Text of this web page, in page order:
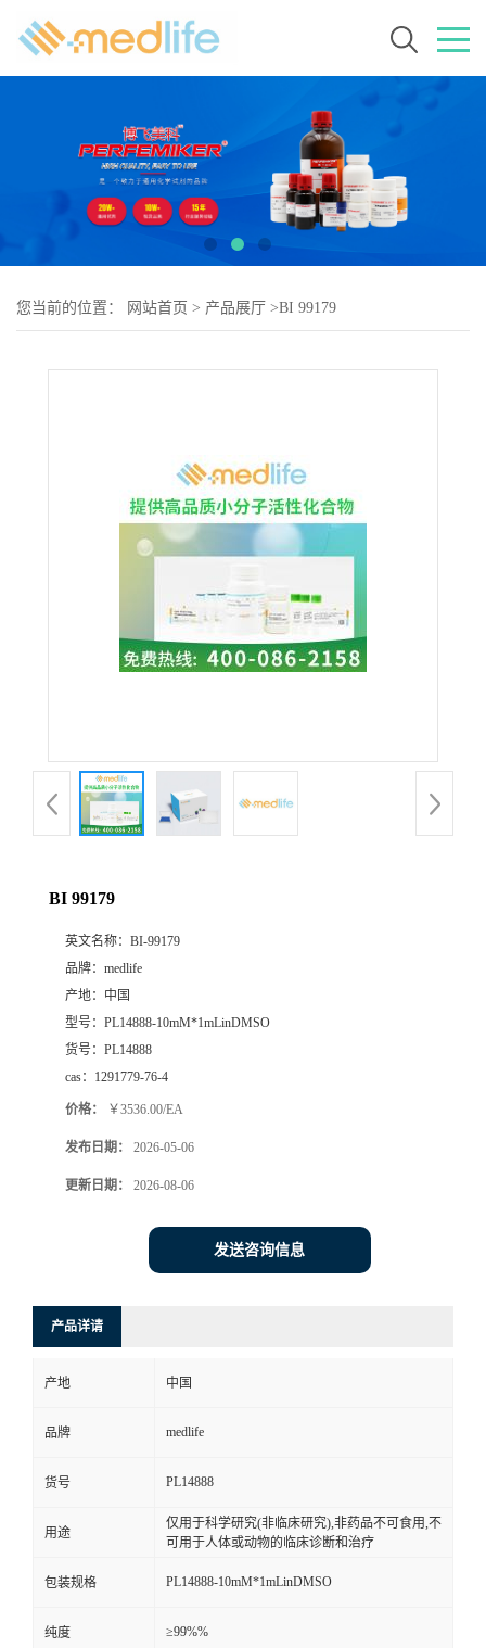
您当前的位置： 网站首页 > 产品展厅 >BI 99179
BI 99179
英文名称： BI-99179
品牌： medlife
产地： 中国
型号： PL14888-10mM*1mLinDMSO
货号： PL14888
cas： 1291779-76-4
价格： ￥3536.00/EA
发布日期： 2026-05-06
更新日期： 2026-08-06
发送咨询信息
产品详请
产地 中国
品牌 medlife
货号 PL14888
用途
仅用于科学研究(非临床研究),非药品不可食用,不
可用于人体或动物的临床诊断和治疗
包装规格 PL14888-10mM*1mLinDMSO
纯度 ≥99%%